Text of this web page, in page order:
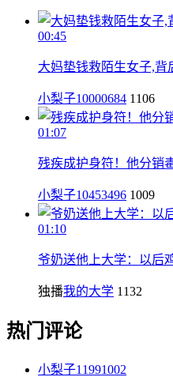
00:45
大妈垫钱救陌生女子,背
小梨子10000684 1106
01:07
残疾成护身符！他分销
小梨子10453496 1009
01:10
爷奶送他上大学：以后
独播我的大学 1132
热门评论
小梨子11991002